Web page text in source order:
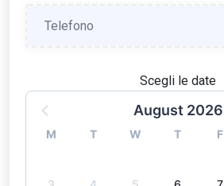
Scegli le date
August 2026
M T W T F